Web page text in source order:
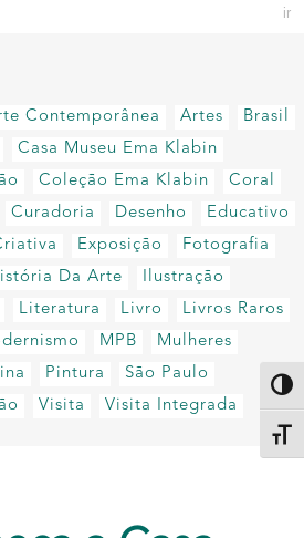
Contemporânea Artes
Brasil
Casa Museu Ema Klabin
Coleção Ema Klabin
Coral
Curadoria Desenho
Educativo
Exposição
Fotografia
Da Arte
Ilustração
Literatura Livro
Livros Raros
MPB
Mulheres
Pintura
São Paulo
Visita Visita Integrada